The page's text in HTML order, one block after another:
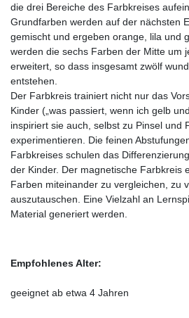
die drei Bereiche des Farbkreises
Grundfarben werden auf der nächsten
gemischt und ergeben orange, lila und
werden die sechs Farben der Mitte um
erweitert, so dass insgesamt zwölf
entstehen.
Der Farbkreis trainiert nicht nur das
Kinder („was passiert, wenn ich gelb
inspiriert sie auch, selbst zu Pinsel und
experimentieren. Die feinen
Farbkreises schulen das
der Kinder. Der magnetische Farbkreis
Farben miteinander zu vergleichen, zu
auszutauschen. Eine Vielzahl an
Material generiert werden.
Empfohlenes Alter:
geeignet ab etwa 4 Jahren